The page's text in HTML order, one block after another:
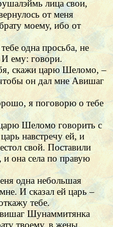
лица свои,
от меня
моему, ибо от
одна просьба, не
И ему: говори.
скажи царю Шеломо, –
он дал мне Авишаг
я поговорю о тебе
Шеломо говорить с
навстречу ей, и
свой. Поставили
и она села по правую
одна небольшая
И сказал ей царь –
тебе.
Шунаммитянка
твоему, в жены.